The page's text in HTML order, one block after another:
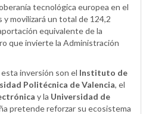
tecnológica europea en el
movilizará un total de 124,2
equivalente de la
que invierte la Administración
inversión son el Instituto de
Politécnica de Valencia, el
y la Universidad de
pretende reforzar su ecosistema